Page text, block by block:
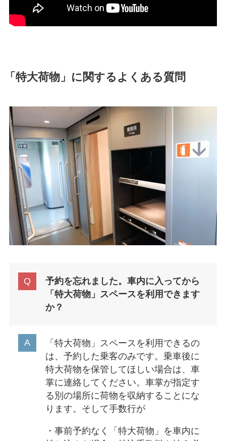
「特大荷物」に関するよくある質問
予約を忘れました。車内に入ってから
「特大荷物」スペースを利用できます
か？
「特大荷物」スペースを利用できるの
は、予約した乗客のみです。乗車後に
特大荷物を保管してほしい場合は、車
掌に連絡してください。車掌が指定す
る別の場所に荷物を収納することにな
ります。そして手数行が
・事前予約なく「特大荷物」を車内に